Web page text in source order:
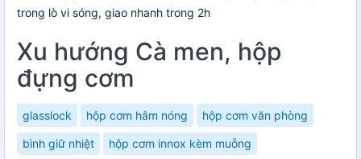
trong lò vi sóng, giao nhanh trong 2h
Xu hướng Cà men, hộp
đựng cơm
glasslock hộp cơm hâm nóng hộp cơm văn phòng
bình giữ nhiệt hộp cơm innox kèm muỗng